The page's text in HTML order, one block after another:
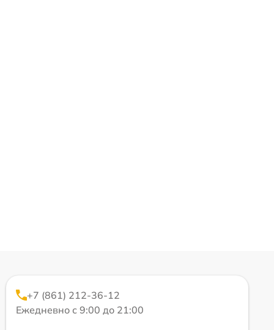
+7 (861) 212-36-12
Ежедневно с 9:00 до 21:00